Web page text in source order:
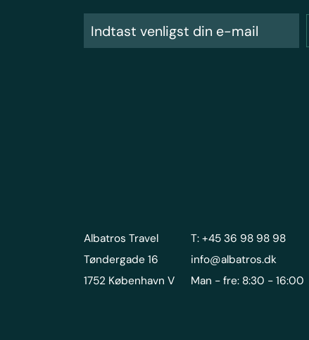
Albatros Travel
Tøndergade 16
1752 København V
T: +45 36 98 98 98
info@albatros.dk
Man - fre: 8:30 - 16:00